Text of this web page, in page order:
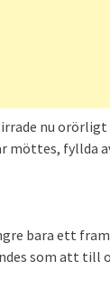
nu
möttes, fyllda
bara ett
som att till